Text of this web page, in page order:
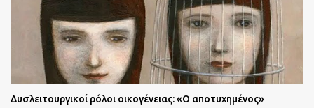
Δυσλειτουργικοί ρόλοι οικογένειας: «Ο αποτυχημένος»